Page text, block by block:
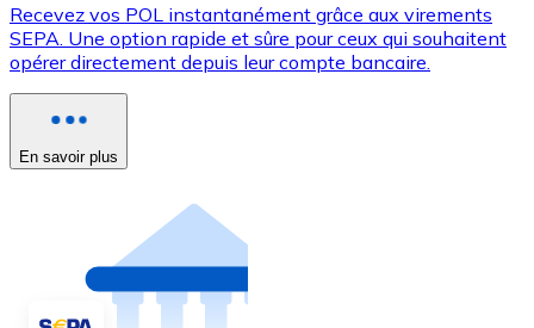
Recevez vos POL instantanément grâce aux virements
SEPA. Une option rapide et sûre pour ceux qui souhaitent
opérer directement depuis leur compte bancaire.
En savoir plus